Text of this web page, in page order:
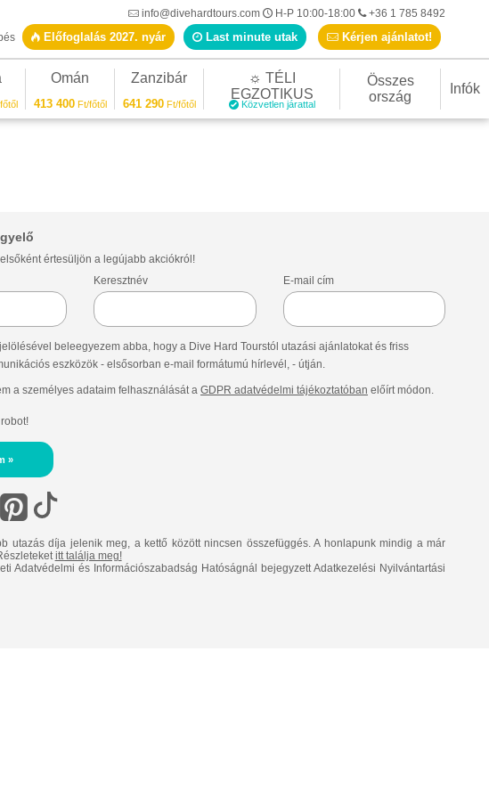
info@divehardtours.com H-P 10:00-18:00
+36 1 785 8492
Előfoglalás 2027. nyár Last minute utak Kérjen ajánlatot!
Omán
413 400Ft/főtől
Zanzibár
641 290Ft/főtől
☼ TÉLI
EGZOTIKUS
Közvetlen járattal
Összes
ország
Infók
értesüljön a legújabb akciókról!
Keresztnév E-mail cím
beleegyezem abba, hogy a Dive Hard Tourstól utazási ajánlatokat és friss
eszközök - elsősorban e-mail formátumú hírlevél, - útján.
a személyes adataim felhasználását a GDPR adatvédelmi tájékoztatóban előírt módon.
»
díja jelenik meg, a kettő között nincsen összefüggés. A honlapunk mindig a már
itt találja meg!
Adatvédelmi és Információszabadság Hatóságnál bejegyzett Adatkezelési Nyilvántartási